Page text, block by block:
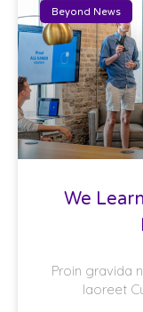
Beyond News
We
Proin gravida
laoreet